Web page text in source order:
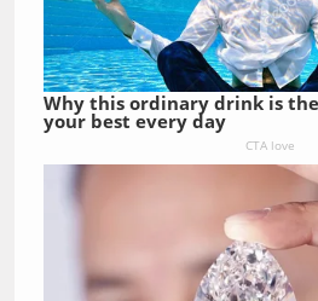
Why this ordinary drink is
your best every day
CTA love